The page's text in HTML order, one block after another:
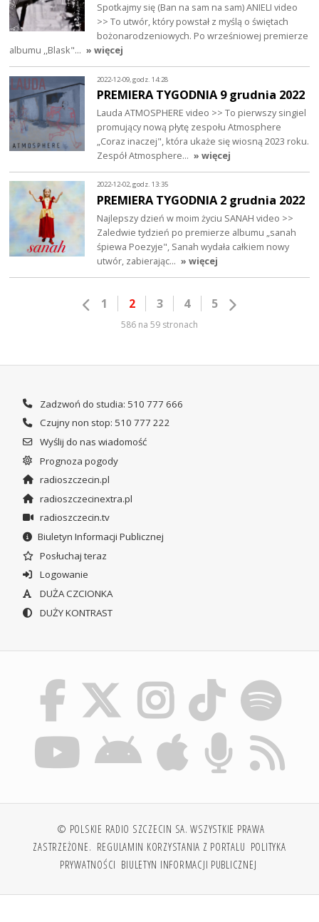
Spotkajmy się (Ban na sam na sam) ANIELI video
>> To utwór, który powstał z myślą o świętach
bożonarodzeniowych. Po wrześniowej premierze
albumu ,,Blask"… » więcej
2022-12-09, godz. 14:28
PREMIERA TYGODNIA 9 grudnia 2022
Lauda ATMOSPHERE video >> To pierwszy singiel
promujący nową płytę zespołu Atmosphere
„Coraz inaczej", która ukaże się wiosną 2023 roku.
Zespół Atmosphere… » więcej
2022-12-02, godz. 13:35
PREMIERA TYGODNIA 2 grudnia 2022
Najlepszy dzień w moim życiu SANAH video >>
Zaledwie tydzień po premierze albumu „sanah
śpiewa Poezyje", Sanah wydała całkiem nowy
utwór, zabierając… » więcej
1 2 3 4 5
586 na 59 stronach
Zadzwoń do studia: 510 777 666
Czujny non stop: 510 777 222
Wyślij do nas wiadomość
Prognoza pogody
radioszczecin.pl
radioszczecinextra.pl
radioszczecin.tv
Biuletyn Informacji Publicznej
Posłuchaj teraz
Logowanie
DUŻA CZCIONKA
DUŻY KONTRAST
© POLSKIE RADIO SZCZECIN SA. WSZYSTKIE PRAWA
ZASTRZEŻONE. REGULAMIN KORZYSTANIA Z PORTALU POLITYKA
PRYWATNOŚCI BIULETYN INFORMACJI PUBLICZNEJ